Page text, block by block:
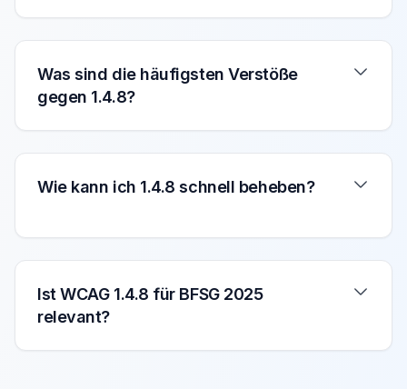
Was sind die häufigsten Verstöße
gegen 1.4.8?
Wie kann ich 1.4.8 schnell beheben?
Ist WCAG 1.4.8 für BFSG 2025
relevant?